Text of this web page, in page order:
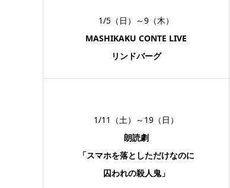
1/5（日）～9（木）
MASHIKAKU CONTE LIVE
リンドバーグ
1/11（土）～19（日）
朗読劇
「スマホを落としただけなのに
囚われの殺人鬼」